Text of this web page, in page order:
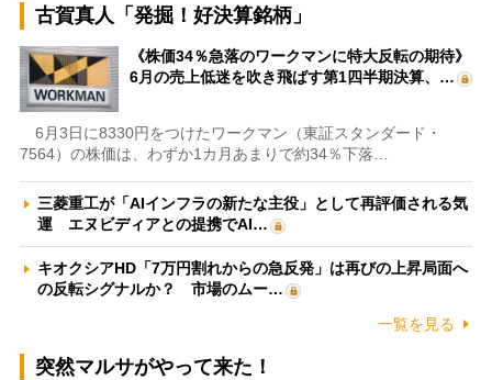
古賀真人「発掘！好決算銘柄」
《株価34％急落のワークマンに特大反転の期待》
6月の売上低迷を吹き飛ばす第1四半期決算、…
6月3日に8330円をつけたワークマン（東証スタンダード・
7564）の株価は、わずか1カ月あまりで約34％下落…
三菱重工が「AIインフラの新たな主役」として再評価される気
運 エヌビディアとの提携でAI…
キオクシアHD「7万円割れからの急反発」は再びの上昇局面へ
の反転シグナルか？ 市場のムー…
一覧を見る
突然マルサがやって来た！